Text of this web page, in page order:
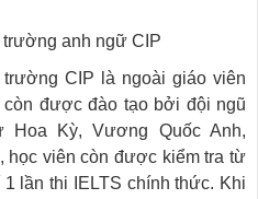
trường anh ngữ CIP
CIP là ngoài giáo viên
được đào tạo bởi đội ngũ
Kỳ, Vương Quốc Anh,
viên còn được kiểm tra từ
lần thi IELTS chính thức. Khi